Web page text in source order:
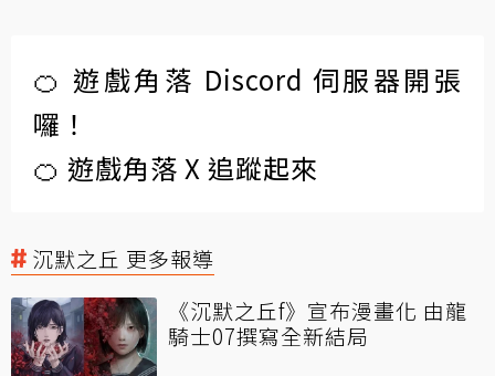
🍊 遊戲角落 Discord 伺服器開張
囉！
🍊 遊戲角落 X 追蹤起來
沉默之丘 更多報導
《沉默之丘f》宣布漫畫化 由龍
騎士07撰寫全新結局